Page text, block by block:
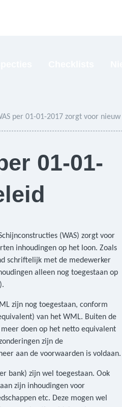
per 01-01-2017 zorgt voor
01-01-
(WAS) zorgt voor
inhoudingen op het loon. Zoals
schriftelijk met de medewerker
alleen nog toegestaan op
zijn nog toegestaan, conform
van het WML. Buiten de
doen op het netto equivalent
zijn de
aan de voorwaarden is voldaan.
bank) zijn wel toegestaan. Ook
zijn inhoudingen voor
etc. Deze mogen wel